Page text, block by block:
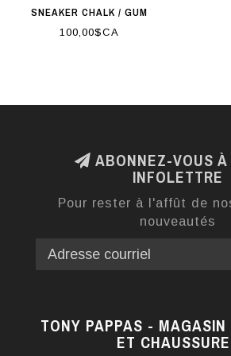
SNEAKER CHALK / GUM
100,00$CA
ABONNEZ-VOUS À
INFOLETTRE
Pour rester à l'affût de
nouveautés
TONY PAPPAS -
ET